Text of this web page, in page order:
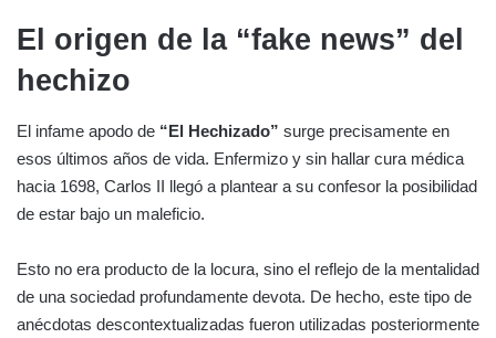
El origen de la “fake news” del
hechizo
El infame apodo de “El Hechizado” surge precisamente en
esos últimos años de vida. Enfermizo y sin hallar cura médica
hacia 1698, Carlos II llegó a plantear a su confesor la posibilidad
de estar bajo un maleficio.
Esto no era producto de la locura, sino el reflejo de la mentalidad
de una sociedad profundamente devota. De hecho, este tipo de
anécdotas descontextualizadas fueron utilizadas posteriormente